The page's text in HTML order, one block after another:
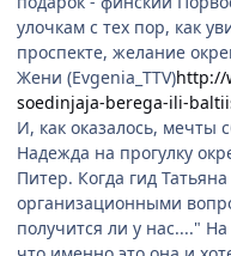
улочкам с тех пор, как
проспекте, желание
Жени (Evgenia_TTV)http://
soedinjaja-berega-ili-
И, как оказалось, мечты
Надежда на прогулку
Питер. Когда гид
организационными
получится ли у нас...."